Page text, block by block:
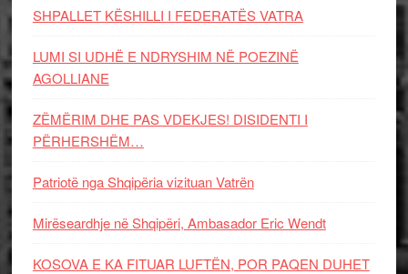
SHPALLET KËSHILLI I FEDERATËS VATRA
LUMI SI UDHË E NDRYSHIM NË POEZINË
AGOLLIANE
ZËMËRIM DHE PAS VDEKJES! DISIDENTI I
PËRHERSHËM…
Patriotë nga Shqipëria vizituan Vatrën
Mirëseardhje në Shqipëri, Ambasador Eric Wendt
KOSOVA E KA FITUAR LUFTËN, POR PAQEN DUHET